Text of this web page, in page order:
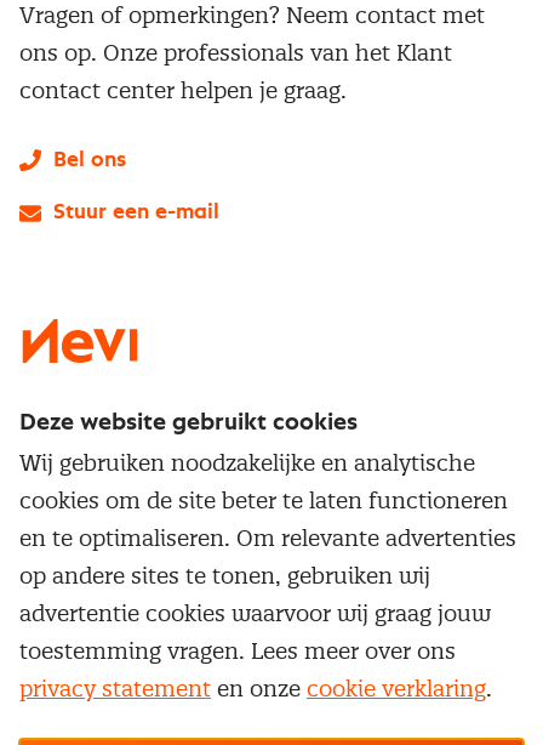
Service & contact
Over inkoop
Netwerk en communities
Aanmelden nieuwsbrief
Word lid van Nevi
Populaire thema's
Aanbesteden
Contractmanagement
Kostenmanagement
Onderhandelen
Supply management
Opleidingen en trainingen
Trainingen
Opleidingen
Maatwerk
Vragen of opmerkingen? Neem contact met
ons op. Onze professionals van het Klant
contact center helpen je graag.
Bel ons
Stuur een e-mail
Cookievoorkeuren beherenOnzealgemene
Deze website gebruikt cookies
Wij gebruiken noodzakelijke en analytische
cookies om de site beter te laten functioneren
en te optimaliseren. Om relevante advertenties
op andere sites te tonen, gebruiken wij
advertentie cookies waarvoor wij graag jouw
toestemming vragen. Lees meer over ons
privacy statement en onze cookie verklaring.